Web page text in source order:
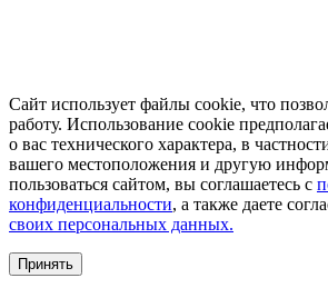
Сайт использует файлы cookie, что
работу. Использование cookie
о вас технического характера, в
вашего местоположения и другую
пользоваться сайтом, вы соглашаетесь с
конфиденциальности, а также даете
своих персональных данных.
Принять